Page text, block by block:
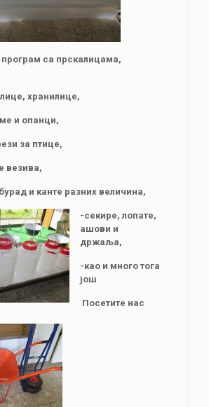
са прскалицама,
хранилице,
и опанци,
за птице,
везива,
и канте разних величина,
-секире, лопате,
ашови и
држаља,
-као и много тога
још
Посетите нас